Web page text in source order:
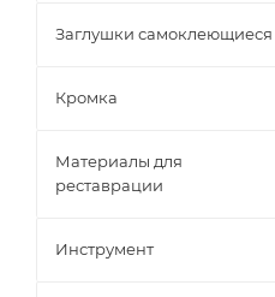
Заглушки самоклеющиеся
Кромка
Материалы для
реставрации
Инструмент